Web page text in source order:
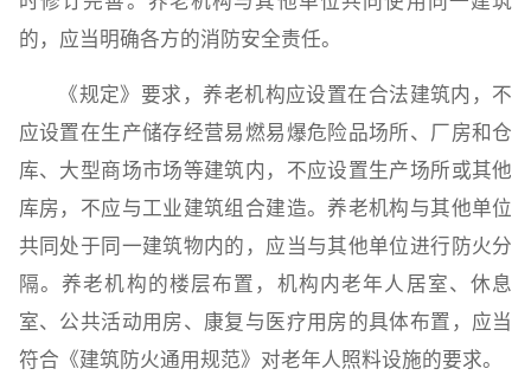
的，应当明确各方的消防安全责任。
《规定》要求，养老机构应设置在合法建筑内，不
应设置在生产储存经营易燃易爆危险品场所、厂房和仓
库、大型商场市场等建筑内，不应设置生产场所或其他
库房，不应与工业建筑组合建造。养老机构与其他单位
共同处于同一建筑物内的，应当与其他单位进行防火分
隔。养老机构的楼层布置，机构内老年人居室、休息
室、公共活动用房、康复与医疗用房的具体布置，应当
符合《建筑防火通用规范》对老年人照料设施的要求。